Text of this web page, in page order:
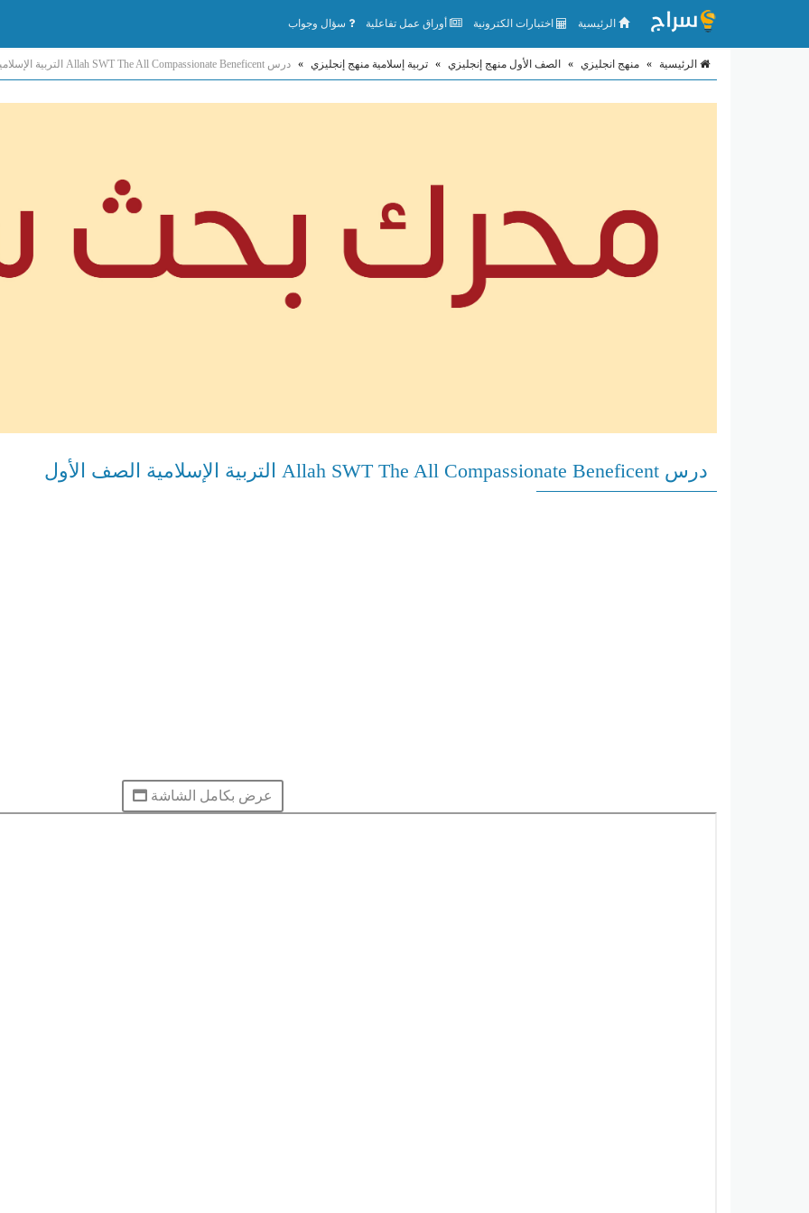
الرئيسية اختبارات الكترونية أوراق عمل تفاعلية سؤال وجواب
الرئيسية » منهج انجليزي » الصف الأول منهج إنجليزي » تربية إسلامية منهج إنجليزي » درس Allah SWT The All Compassionate Beneficent التربية الإسلامية الصف الأول
درس Allah SWT The All Compassionate Beneficent التربية الإسلامية الصف الأول
عرض بكامل الشاشة